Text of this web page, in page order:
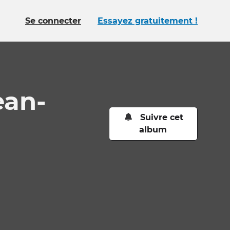
Se connecter Essayez gratuitement !
Suivre cet
album